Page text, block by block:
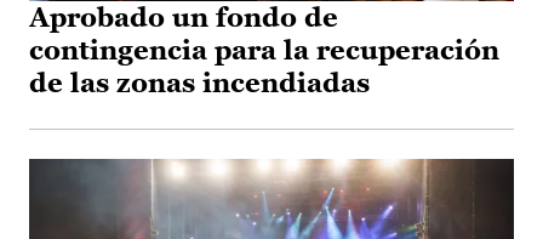
Aprobado un fondo de
contingencia para la recuperación
de las zonas incendiadas